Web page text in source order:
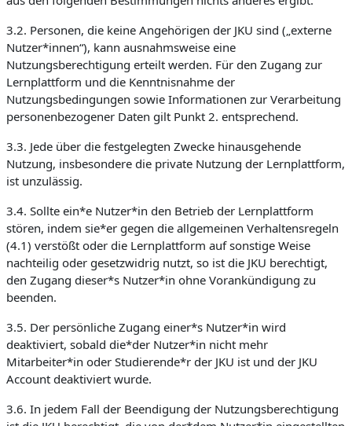
3.2. Personen, die keine Angehörigen der JKU sind („externe
Nutzer*innen“), kann ausnahmsweise eine
Nutzungsberechtigung erteilt werden. Für den Zugang zur
Lernplattform und die Kenntnisnahme der
Nutzungsbedingungen sowie Informationen zur Verarbeitung
personenbezogener Daten gilt Punkt 2. entsprechend.
3.3. Jede über die festgelegten Zwecke hinausgehende
Nutzung, insbesondere die private Nutzung der Lernplattform,
ist unzulässig.
3.4. Sollte ein*e Nutzer*in den Betrieb der Lernplattform
stören, indem sie*er gegen die allgemeinen Verhaltensregeln
(4.1) verstößt oder die Lernplattform auf sonstige Weise
nachteilig oder gesetzwidrig nutzt, so ist die JKU berechtigt,
den Zugang dieser*s Nutzer*in ohne Vorankündigung zu
beenden.
3.5. Der persönliche Zugang einer*s Nutzer*in wird
deaktiviert, sobald die*der Nutzer*in nicht mehr
Mitarbeiter*in oder Studierende*r der JKU ist und der JKU
Account deaktiviert wurde.
3.6. In jedem Fall der Beendigung der Nutzungsberechtigung